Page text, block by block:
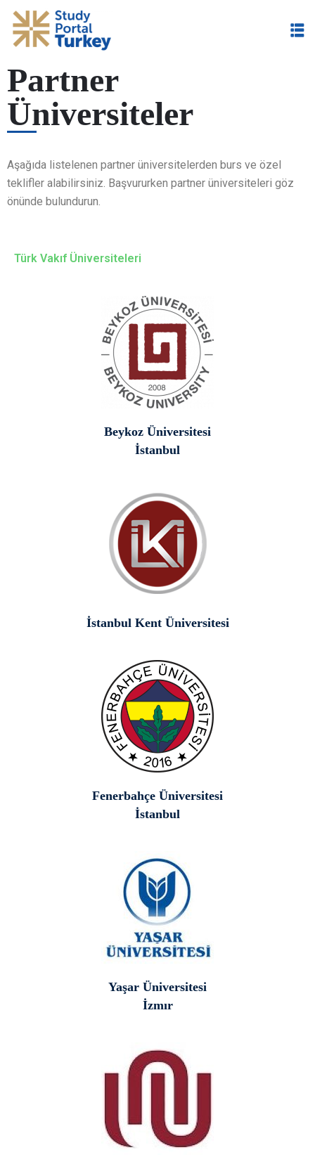
Partner
Üniversiteler
Aşağıda listelenen partner üniversitelerden burs ve özel
teklifler alabilirsiniz. Başvururken partner üniversiteleri göz
önünde bulundurun.
Türk Vakıf Üniversiteleri
Beykoz Üniversitesi
İstanbul
İstanbul Kent Üniversitesi
Fenerbahçe Üniversitesi
İstanbul
Yaşar Üniversitesi
İzmır